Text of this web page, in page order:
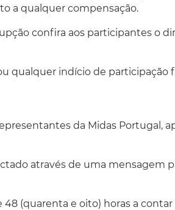
a qualquer compensação.
confira aos participantes o
qualquer indício de participação
da Midas Portugal,
através de uma mensagem
(quarenta e oito) horas a contar